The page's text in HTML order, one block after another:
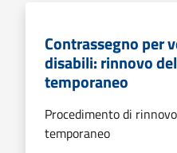
Contrassegno per
disabili: rinnovo
temporaneo
Procedimento di
temporaneo